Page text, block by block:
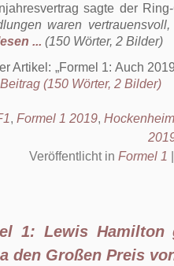
sagte der
waren
... (150 Wörter, 2 Bilder)
Artikel:
Formel 1: Auch
(150 Wörter, 2 Bilder)
, Formel 1 2019, Hockenheim
Veröffentlicht in Formel 1
1: Lewis
den Großen Preis